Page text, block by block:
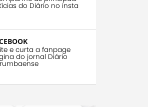
do Diário no insta
e curta a fanpage
do jornal Diário